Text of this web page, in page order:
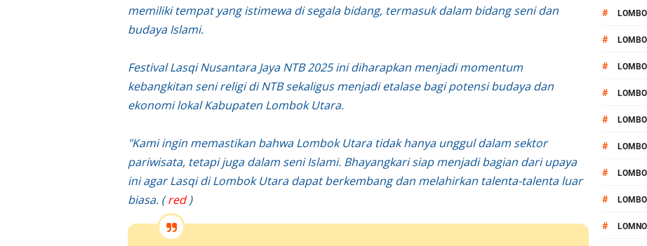
memiliki tempat yang istimewa di segala bidang, termasuk dalam bidang seni dan
budaya Islami.
Festival Lasqi Nusantara Jaya NTB 2025 ini diharapkan menjadi momentum
kebangkitan seni religi di NTB sekaligus menjadi etalase bagi potensi budaya dan
ekonomi lokal Kabupaten Lombok Utara.
"Kami ingin memastikan bahwa Lombok Utara tidak hanya unggul dalam sektor
pariwisata, tetapi juga dalam seni Islami. Bhayangkari siap menjadi bagian dari upaya
ini agar Lasqi di Lombok Utara dapat berkembang dan melahirkan talenta-talenta luar
biasa. (red)
#
#
#
#
#
#
#
#
#